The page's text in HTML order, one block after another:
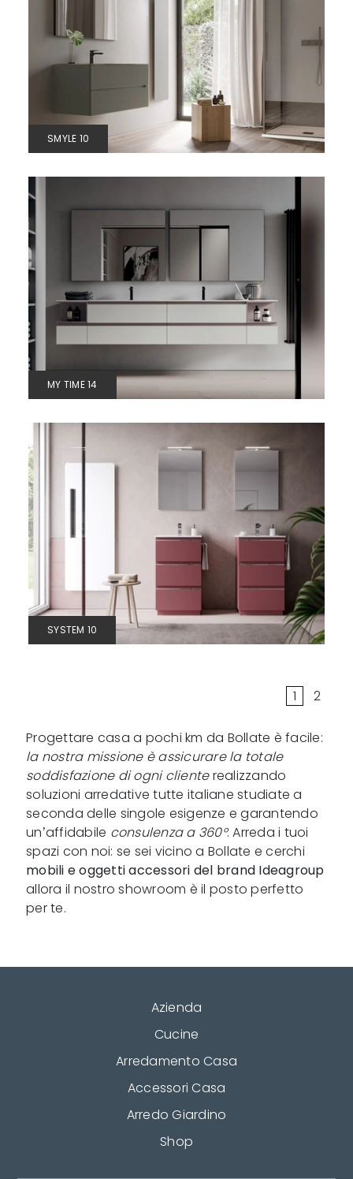
SMYLE 10
MY TIME 14
SYSTEM 10
1 2
Progettare casa a pochi km da Bollate è facile:
la nostra missione è assicurare la totale
soddisfazione di ogni clienterealizzando
soluzioni arredative tutte italiane studiate a
seconda delle singole esigenze e garantendo
un’affidabile consulenza a 360°. Arreda i tuoi
spazi con noi: se sei vicino a Bollate e cerchi
mobili e oggetti accessori del brand Ideagroup
allora il nostro showroom è il posto perfetto
per te.
Azienda
Cucine
Arredamento Casa
Accessori Casa
Arredo Giardino
Shop